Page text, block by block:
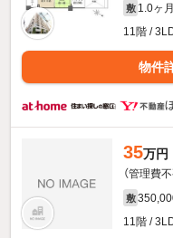
敷 1.0ヶ月
11階 /
物件
35万円
（管理費不
敷
11階 /